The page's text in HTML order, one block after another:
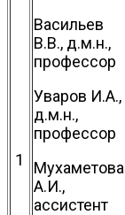
1
Васильев
В.В., д.м.н.,
профессор
Уваров И.А.,
д.м.н.,
профессор
Мухаметова
А.И.,
ассистент